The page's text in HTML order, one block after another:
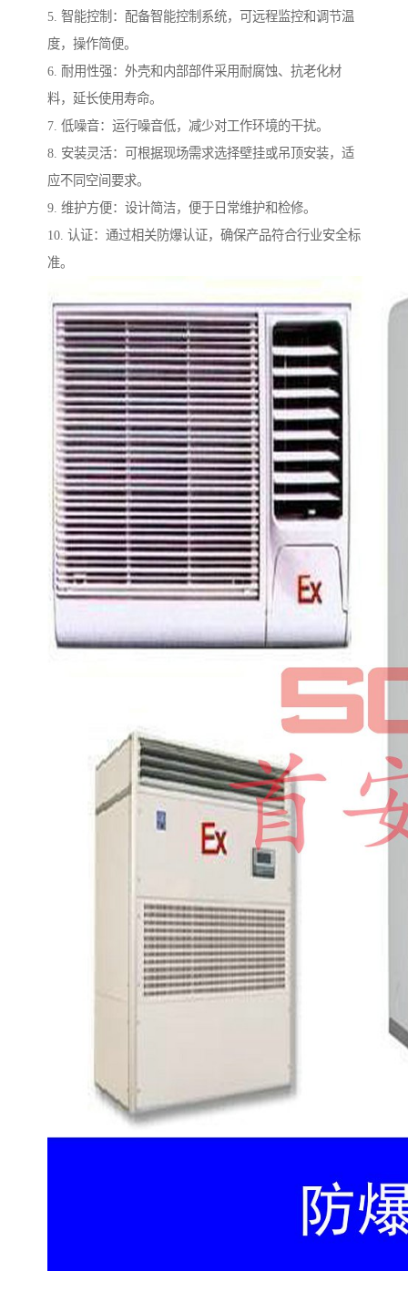
5. 智能控制：配备智能控制系统，可远程监控和调节温
度，操作简便。
6. 耐用性强：外壳和内部部件采用耐腐蚀、抗老化材
料，延长使用寿命。
7. 低噪音：运行噪音低，减少对工作环境的干扰。
8. 安装灵活：可根据现场需求选择壁挂或吊顶安装，适
应不同空间要求。
9. 维护方便：设计简洁，便于日常维护和检修。
10. 认证：通过相关防爆认证，确保产品符合行业安全标
准。